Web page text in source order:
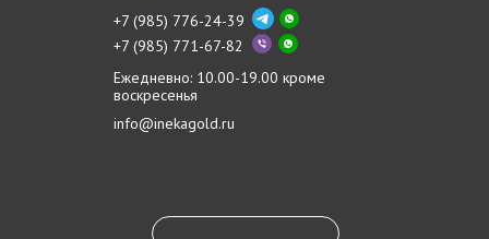
+7 (985) 776-24-39
+7 (985) 771-67-82
Ежедневно: 10.00-19.00 кроме
воскресенья
info@inekagold.ru